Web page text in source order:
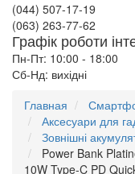
(044) 507-17-19
(063) 263-77-62
Графік роботи
Пн-Пт: 10:00 - 18:00
Сб-Нд: вихідні
Главная
Аксесуари для
Зовнішні
Power Bank
10W Type-C PD